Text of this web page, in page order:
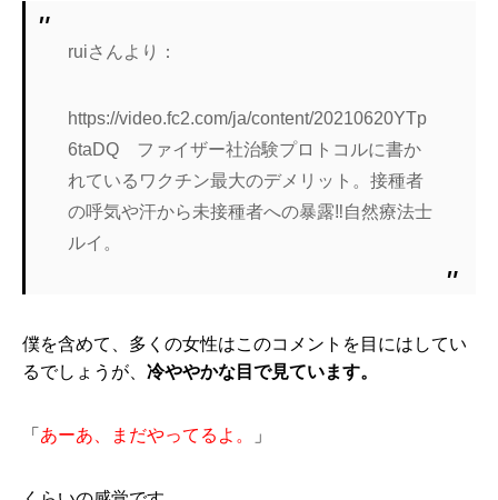
ruiさんより：
https://video.fc2.com/ja/content/20210620YTp
6taDQ ファイザー社治験プロトコルに書か
れているワクチン最大のデメリット。接種者
の呼気や汗から未接種者への暴露‼️自然療法士
ルイ。
僕を含めて、多くの女性はこのコメントを目にはしてい
るでしょうが、 冷ややかな目で見ています。
「 あーあ、まだやってるよ。 」